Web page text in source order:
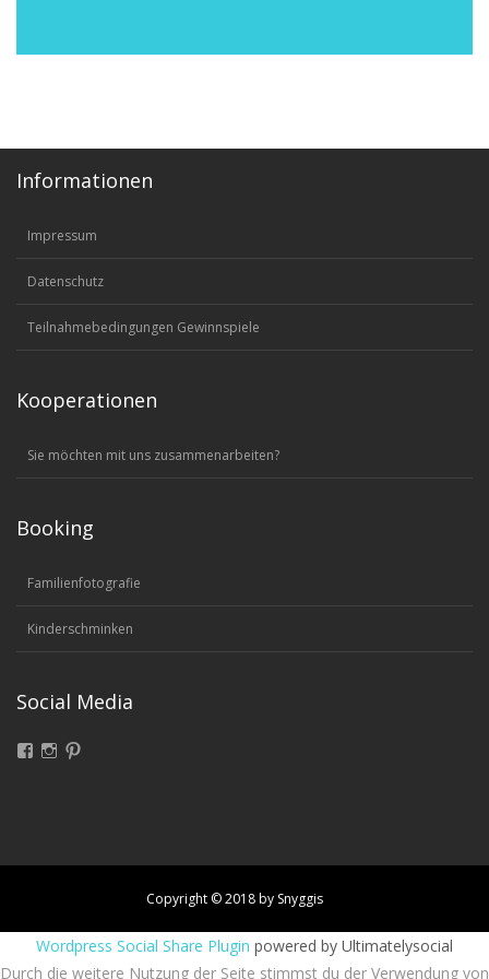
Informationen
Impressum
Datenschutz
Teilnahmebedingungen Gewinnspiele
Kooperationen
Sie möchten mit uns zusammenarbeiten?
Booking
Familienfotografie
Kinderschminken
Social Media
FacebookInstagram
Copyright © 2018 by Snyggis
Wordpress Social Share Plugin powered by Ultimatelysocial
Durch die weitere Nutzung der Seite stimmst du der Verwendung von